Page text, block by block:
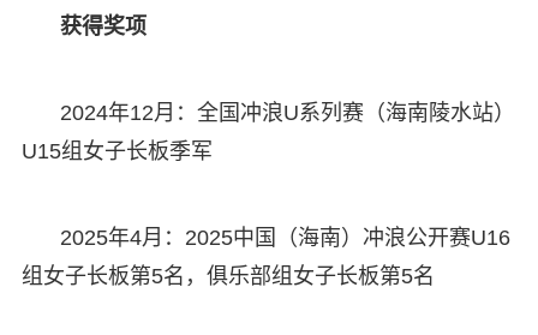
获得奖项
2024年12月：全国冲浪U系列赛（海南陵水站）
U15组女子长板季军
2025年4月：2025中国（海南）冲浪公开赛U16
组女子长板第5名，俱乐部组女子长板第5名